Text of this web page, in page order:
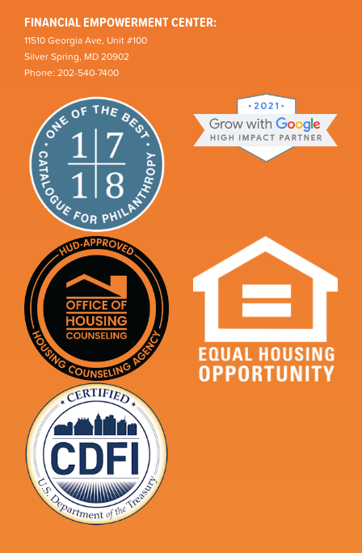
FINANCIAL EMPOWERMENT CENTER:
11510 Georgia Ave, Unit #100
Silver Spring, MD 20902
Phone: 202-540-7400